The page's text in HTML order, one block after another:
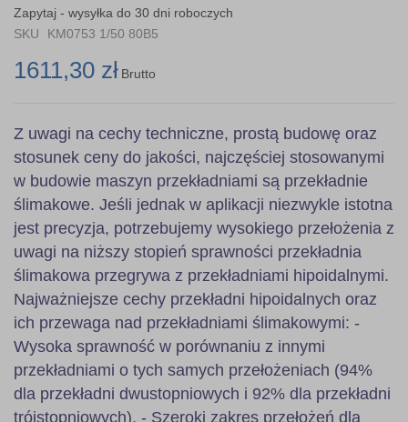
the
images
Zapytaj - wysyłka do 30 dni roboczych
SKU
KM0753 1/50 80B5
1611,30 zł Brutto
Z uwagi na cechy techniczne, prostą budowę oraz
stosunek ceny do jakości, najczęściej stosowanymi
w budowie maszyn przekładniami są przekładnie
ślimakowe. Jeśli jednak w aplikacji niezwykle istotna
jest precyzja, potrzebujemy wysokiego przełożenia z
uwagi na niższy stopień sprawności przekładnia
ślimakowa przegrywa z przekładniami hipoidalnymi.
Najważniejsze cechy przekładni hipoidalnych oraz
ich przewaga nad przekładniami ślimakowymi: -
Wysoka sprawność w porównaniu z innymi
przekładniami o tych samych przełożeniach (94%
dla przekładni dwustopniowych i 92% dla przekładni
trójstopniowych). - Szeroki zakres przełożeń dla